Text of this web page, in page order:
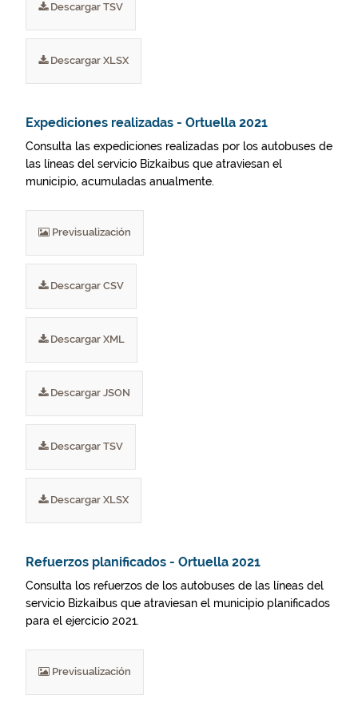
Descargar TSV
Descargar XLSX
Expediciones realizadas - Ortuella 2021
Consulta las expediciones realizadas por los autobuses de
las líneas del servicio Bizkaibus que atraviesan el
municipio, acumuladas anualmente.
Previsualización
Descargar CSV
Descargar XML
Descargar JSON
Descargar TSV
Descargar XLSX
Refuerzos planificados - Ortuella 2021
Consulta los refuerzos de los autobuses de las líneas del
servicio Bizkaibus que atraviesan el municipio planificados
para el ejercicio 2021.
Previsualización